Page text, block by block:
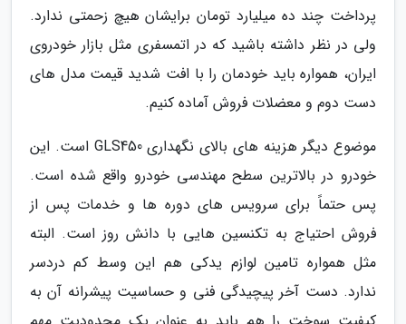
پرداخت چند ده میلیارد تومان برایشان هیچ زحمتی ندارد.
ولی در نظر داشته باشید که در اتمسفری مثل بازار خودروی
ایران، همواره باید خودمان را با افت شدید قیمت مدل های
دست دوم و معضلات فروش آماده کنیم.
موضوع دیگر هزینه های بالای نگهداری GLS450 است. این
خودرو در بالاترین سطح مهندسی خودرو واقع شده است.
پس حتماً برای سرویس های دوره ها و خدمات پس از
فروش احتیاج به تکنسین هایی با دانش روز است. البته
مثل همواره تامین لوازم یدکی هم این وسط کم دردسر
ندارد. دست آخر پیچیدگی فنی و حساسیت پیشرانه آن به